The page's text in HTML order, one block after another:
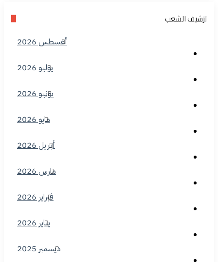
ارشيف الشعب
أغسطس 2026
يوليو 2026
يونيو 2026
مايو 2026
أبريل 2026
مارس 2026
فبراير 2026
يناير 2026
ديسمبر 2025